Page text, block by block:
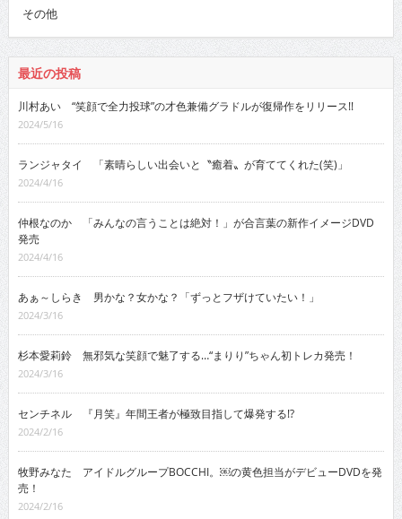
その他
最近の投稿
川村あい “笑顔で全力投球”の才色兼備グラドルが復帰作をリリース!!
2024/5/16
ランジャタイ 「素晴らしい出会いと〝癒着〟が育ててくれた(笑)」
2024/4/16
仲根なのか 「みんなの言うことは絶対！」が合言葉の新作イメージDVD
発売
2024/4/16
あぁ～しらき 男かな？女かな？「ずっとフザけていたい！」
2024/3/16
杉本愛莉鈴 無邪気な笑顔で魅了する…“まりり”ちゃん初トレカ発売！
2024/3/16
センチネル 『月笑』年間王者が極致目指して爆発する!?
2024/2/16
牧野みなた アイドルグループBOCCHI。￼の黄色担当がデビューDVDを発
売！
2024/2/16